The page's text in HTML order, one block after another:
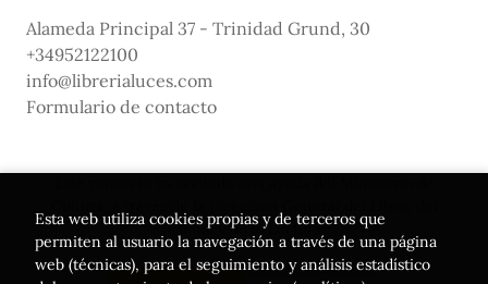
Alameda Principal 37 - Trinidad Grund, 30
+34952122100
info@librerialuces.com
Formulario de contacto
Cómic y de la Lectura
Esta web utiliza cookies propias y de terceros que
permiten al usuario la navegación a través de una página
web (técnicas), para el seguimiento y análisis estadístico